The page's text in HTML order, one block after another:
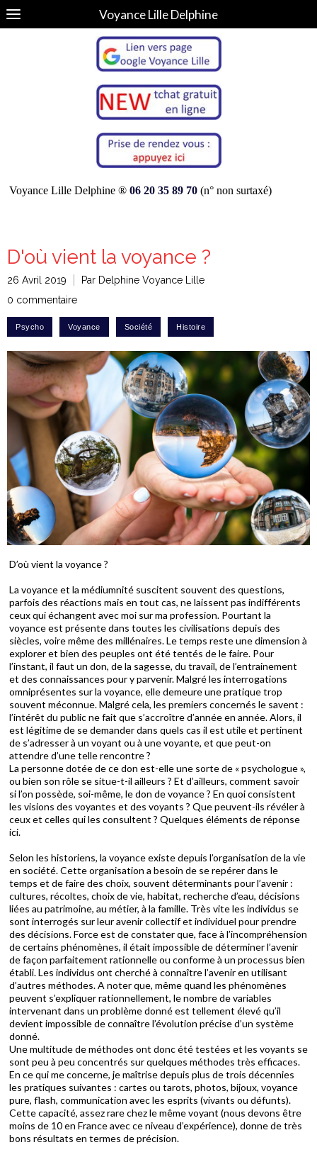
Voyance Lille Delphine
Voyance Lille Delphine ® 06 20 35 89 70 (n° non surtaxé)
D'où vient la voyance ?
26 Avril 2019
Par Delphine Voyance Lille
0 commentaire
D’où vient la voyance ?
La voyance et la médiumnité suscitent souvent des questions,
parfois des réactions mais en tout cas, ne laissent pas indifférents
ceux qui échangent avec moi sur ma profession. Pourtant la
voyance est présente dans toutes les civilisations depuis des
siècles, voire même des millénaires. Le temps reste une dimension à
explorer et bien des peuples ont été tentés de le faire. Pour
l’instant, il faut un don, de la sagesse, du travail, de l’entrainement
et des connaissances pour y parvenir. Malgré les interrogations
omniprésentes sur la voyance, elle demeure une pratique trop
souvent méconnue. Malgré cela, les premiers concernés le savent :
l’intérêt du public ne fait que s’accroître d’année en année. Alors, il
est légitime de se demander dans quels cas il est utile et pertinent
de s’adresser à un voyant ou à une voyante, et que peut-on
attendre d’une telle rencontre ?
La personne dotée de ce don est-elle une sorte de « psychologue »,
ou bien son rôle se situe-t-il ailleurs ? Et d’ailleurs, comment savoir
si l’on possède, soi-même, le don de voyance ? En quoi consistent
les visions des voyantes et des voyants ? Que peuvent-ils révéler à
ceux et celles qui les consultent ? Quelques éléments de réponse
ici.
Selon les historiens, la voyance existe depuis l’organisation de la vie
en société. Cette organisation a besoin de se repérer dans le
temps et de faire des choix, souvent déterminants pour l’avenir :
cultures, récoltes, choix de vie, habitat, recherche d’eau, décisions
liées au patrimoine, au métier, à la famille. Très vite les individus se
sont interrogés sur leur avenir collectif et individuel pour prendre
des décisions. Force est de constater que, face à l’incompréhension
de certains phénomènes, il était impossible de déterminer l’avenir
de façon parfaitement rationnelle ou conforme à un processus bien
établi. Les individus ont cherché à connaître l’avenir en utilisant
d’autres méthodes. A noter que, même quand les phénomènes
peuvent s’expliquer rationnellement, le nombre de variables
intervenant dans un problème donné est tellement élevé qu’il
devient impossible de connaître l’évolution précise d’un système
donné.
Une multitude de méthodes ont donc été testées et les voyants se
sont peu à peu concentrés sur quelques méthodes très efficaces.
En ce qui me concerne, je maîtrise depuis plus de trois décennies
les pratiques suivantes : cartes ou tarots, photos, bijoux, voyance
pure, flash, communication avec les esprits (vivants ou défunts).
Cette capacité, assez rare chez le même voyant (nous devons être
moins de 10 en France avec ce niveau d’expérience), donne de très
bons résultats en termes de précision.